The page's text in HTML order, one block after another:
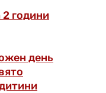
2 години
день